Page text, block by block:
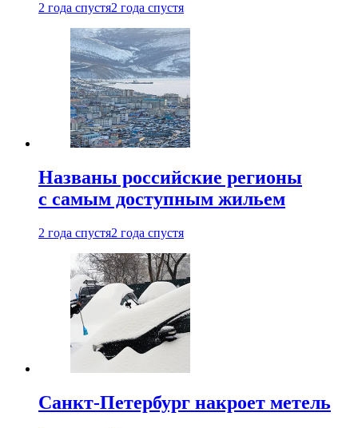
2 года спустя2 года спустя
Названы российские регионы
с самым доступным жильем
2 года спустя2 года спустя
Санкт-Петербург накроет метель